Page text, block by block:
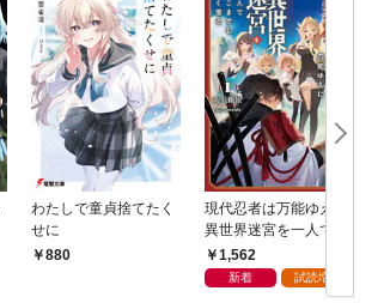
わたしで童貞捨てたく
せに
880
現代忍者は万能ゆえに
異世界迷宮を一人でど
こまでも深く潜る 1
1,562
新着 試読増量